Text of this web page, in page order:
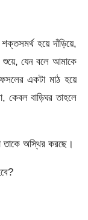
হয়ে দাঁড়িয়ে,
শুয়ে, যেন বলে আমাকে
একটা মাঠ হয়ে
বাড়িঘর তাহলে
তাকে অস্থির করছে।